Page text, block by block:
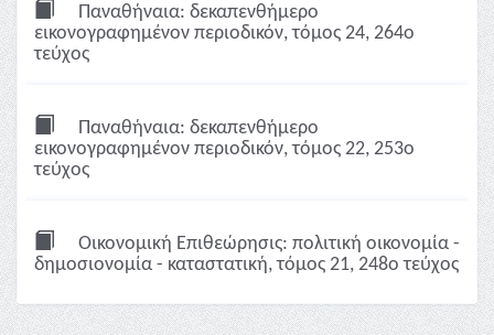
Παναθήναια: δεκαπενθήμερο
εικονογραφημένον περιοδικόν, τόμος 24, 264ο
τεύχος
Παναθήναια: δεκαπενθήμερο
εικονογραφημένον περιοδικόν, τόμος 22, 253ο
τεύχος
Οικονομική Επιθεώρησις: πολιτική οικονομία -
δημοσιονομία - καταστατική, τόμος 21, 248ο τεύχος